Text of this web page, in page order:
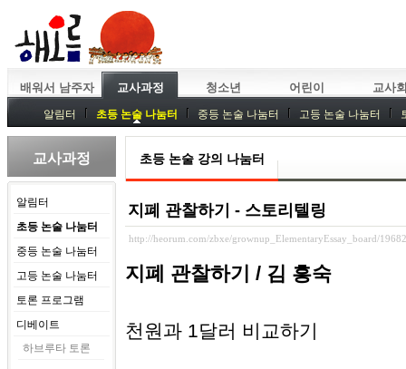
배워서 남주자 교사과정 청소년 어린이 교사
알림터 초등 논술 나눔터 중등 논술 나눔터 고등 논술 나눔터
중등독서토론
특강 중등논술 강사 기획회의 외부강좌
교사과정
알림터
초등 논술 나눔터
중등 논술 나눔터
고등 논술 나눔터
토론 프로그램
디베이트
하브루타 토론
초등 논술 강의 나눔터
지폐 관찰하기 - 스토리텔링
http://heorum.com/zbxe/grownup_ElementaryEssay_board/
지폐 관찰하기 / 김 흥숙
천원과 1달러 비교하기